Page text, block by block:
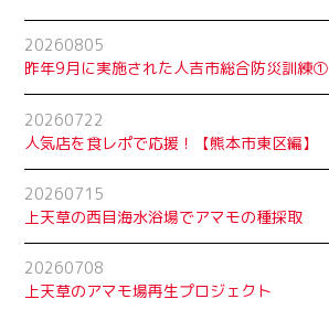
20260805
昨年9月に実施された人吉市総合防災訓練①
20260722
人気店を食レポで応援！【熊本市東区編】
20260715
上天草の西目海水浴場でアマモの種採取
20260708
上天草のアマモ場再生プロジェクト